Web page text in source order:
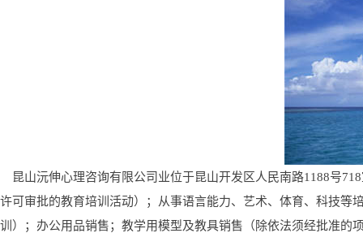
昆山沅伸心理咨询有限公司业位于昆山开发区人民南路1188号
许可审批的教育培训活动）；从事语言能力、艺术、体育、科技
训）；办公用品销售；教学用模型及教具销售（除依法须经批准的